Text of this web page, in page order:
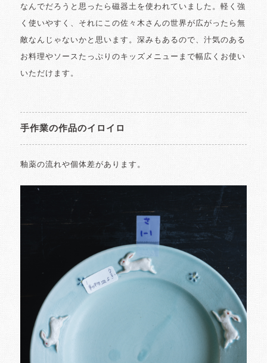
なんでだろうと思ったら磁器土を使われていました。軽く強
く使いやすく、それにこの佐々木さんの世界が広がったら無
敵なんじゃないかと思います。深みもあるので、汁気のある
お料理やソースたっぷりのキッズメニューまで幅広くお使い
いただけます。
手作業の作品のイロイロ
釉薬の流れや個体差があります。